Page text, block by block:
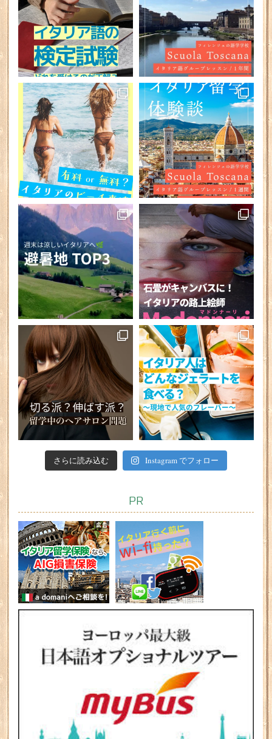
さらに読み込む Instagram でフォロー
PR